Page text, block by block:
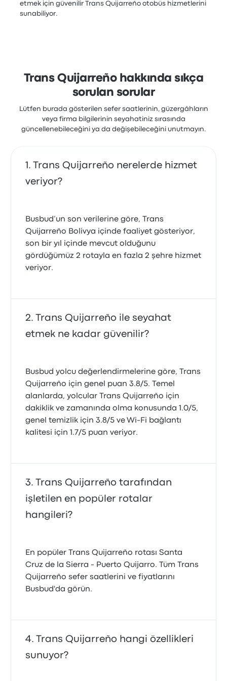
etmek için güvenilir Trans Quijarreño otobüs hizmetlerini
sunabiliyor.
Trans Quijarreño hakkında sıkça
sorulan sorular
Lütfen burada gösterilen sefer saatlerinin, güzergâhların
veya firma bilgilerinin seyahatiniz sırasında
güncellenebileceğini ya da değişebileceğini unutmayın.
Trans Quijarreño nerelerde hizmet
veriyor?
Busbud’un son verilerine göre, Trans
Quijarreño Bolivya içinde faaliyet gösteriyor,
son bir yıl içinde mevcut olduğunu
gördüğümüz 2 rotayla en fazla 2 şehre hizmet
veriyor.
Trans Quijarreño ile seyahat
etmek ne kadar güvenilir?
Busbud yolcu değerlendirmelerine göre, Trans
Quijarreño için genel puan 3.8/5. Temel
alanlarda, yolcular Trans Quijarreño için
dakiklik ve zamanında olma konusunda 1.0/5,
genel temizlik için 3.8/5 ve Wi‑Fi bağlantı
kalitesi için 1.7/5 puan veriyor.
Trans Quijarreño tarafından
işletilen en popüler rotalar
hangileri?
En popüler Trans Quijarreño rotası Santa
Cruz de la Sierra - Puerto Quijarro. Tüm Trans
Quijarreño sefer saatlerini ve fiyatlarını
Busbud'da görün.
Trans Quijarreño hangi özellikleri
sunuyor?